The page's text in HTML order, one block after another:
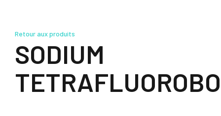
Retour aux produits
SODIUM